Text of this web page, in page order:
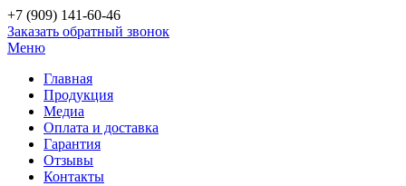
+7 (909) 141-60-46
Заказать обратный звонок
Меню
Главная
Продукция
Медиа
Оплата и доставка
Гарантия
Отзывы
Контакты